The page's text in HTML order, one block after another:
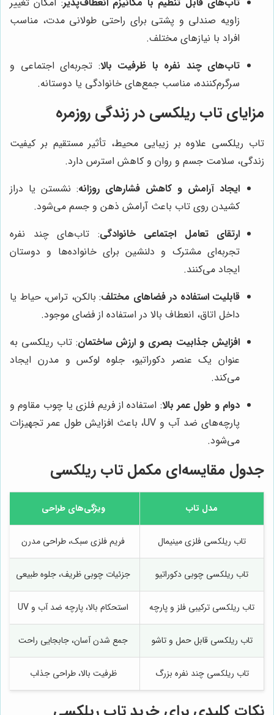
زاویه صندلی و پشتی برای راحتی طولانی مدت، مناسب
افراد با نیازهای مختلف.
تاب‌های چند نفره با ظرفیت بالا: تجربه‌ای اجتماعی و
سرگرم‌کننده، مناسب جمع‌های خانوادگی یا دوستانه.
مزایای تاب ریلکسی در زندگی روزمره
تاب ریلکسی علاوه بر زیبایی محیط، تأثیر مستقیم بر کیفیت
زندگی، سلامت جسم و روان و کاهش استرس دارد.
ایجاد آرامش و کاهش فشارهای روزانه: نشستن یا دراز
کشیدن روی تاب باعث آرامش ذهن و جسم می‌شود.
ارتقای تعامل اجتماعی خانوادگی: تاب‌های چند نفره
تجربه‌ای مشترک و دلنشین برای خانواده‌ها و دوستان
ایجاد می‌کنند.
قابلیت استفاده در فضاهای مختلف: بالکن، تراس، حیاط یا
داخل اتاق، انعطاف بالا در استفاده از فضای موجود.
افزایش جذابیت بصری و ارزش ساختمان: تاب ریلکسی به
عنوان یک عنصر دکوراتیو، جلوه لوکس و مدرن ایجاد
می‌کند.
دوام و طول عمر بالا: استفاده از فریم فلزی یا چوب مقاوم و
پارچه‌های ضد آب و UV، باعث افزایش طول عمر تجهیزات
می‌شود.
جدول مقایسه‌ای مکمل تاب ریلکسی
مدل تاب ویژگی‌های طراحی
تاب ریلکسی فلزی مینیمال فریم فلزی سبک، طراحی مدرن
تاب ریلکسی چوبی دکوراتیو جزئیات چوبی ظریف، جلوه طبیعی
تاب ریلکسی ترکیبی فلز و پارچه استحکام بالا، پارچه ضد آب و UV
تاب ریلکسی قابل حمل و تاشو جمع شدن آسان، جابجایی راحت
تاب ریلکسی چند نفره بزرگ ظرفیت بالا، طراحی جذاب